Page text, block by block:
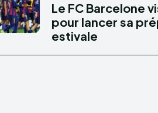
Le FC Barcelone
pour lancer sa
estivale